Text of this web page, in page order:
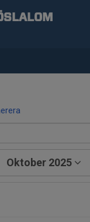
Oktober 2025